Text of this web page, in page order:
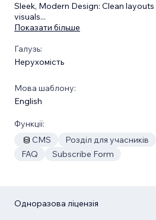
Sleek, Modern Design: Clean
visuals...
Показати більше
Галузь:
Нерухомість
Мова шаблону:
English
Функції:
CMS
Розділ для учасників
FAQ
Subscribe Form
Одноразова ліцензія